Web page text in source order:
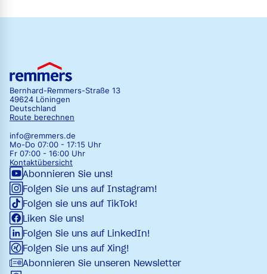
Bernhard-Remmers-Straße 13
49624 Löningen
Deutschland
Route berechnen
info@remmers.de
Mo-Do 07:00 - 17:15 Uhr
Fr 07:00 - 16:00 Uhr
Kontaktübersicht
Abonnieren Sie uns!
Folgen Sie uns auf Instagram!
Folgen sie uns auf TikTok!
Liken Sie uns!
Folgen Sie uns auf LinkedIn!
Folgen Sie uns auf Xing!
Abonnieren Sie unseren Newsletter